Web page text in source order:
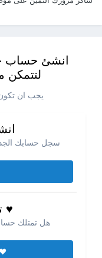
انشئ حساب
لتتمكن
يجب ان تكون
سجل حسابك
♥
هل تمتلك
♥